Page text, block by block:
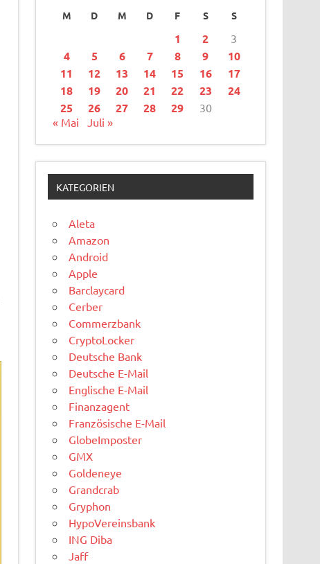
M D M D F S S
1 2 3
4 5 6 7 8 9
10
11
12 13 14 15 16
17
18
19 20 21 22 23
24
25
26 27 28 29
30
« Mai
Juli »
KATEGORIEN
Aleta
Amazon
Android
Apple
Barclaycard
Cerber
Commerzbank
CryptoLocker
Deutsche Bank
Deutsche E-Mail
Englische E-Mail
Finanzagent
Französische E-Mail
GlobeImposter
GMX
Goldeneye
Grandcrab
Gryphon
HypoVereinsbank
ING Diba
Jaff